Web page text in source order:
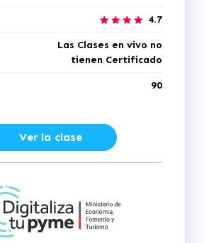
4.7
Las Clases en vivo no
tienen Certificado
90
Ver la clase